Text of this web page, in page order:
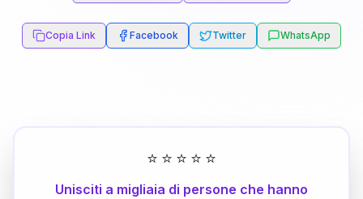
Copia Link Facebook Twitter WhatsApp
⭐ ⭐ ⭐ ⭐ ⭐
Unisciti a migliaia di persone che hanno